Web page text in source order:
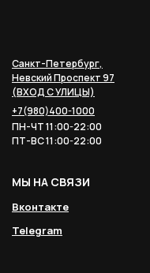
Санкт-Петербург,
Невский Проспект 97
(ВХОД С УЛИЦЫ)
+7(980)400-1000
ПН-ЧТ 11:00-22:00
ПТ-ВС 11:00-22:00
МЫ НА СВЯЗИ
Вконтакте
Telegram